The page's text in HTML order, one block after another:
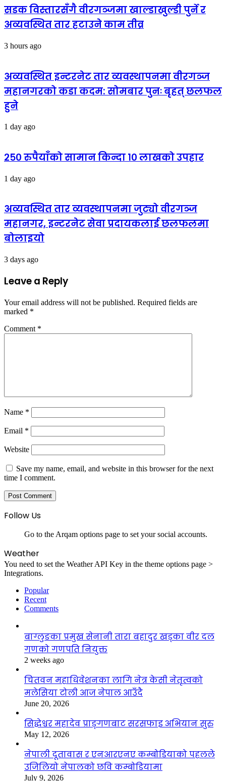
सडक विस्तारसँगै वीरगञ्जमा खाल्डाखुल्डी पुर्ने र
अव्यवस्थित तार हटाउने काम तीव्र
3 hours ago
अव्यवस्थित इन्टरनेट तार व्यवस्थापनमा वीरगञ्ज
महानगरको कडा कदम: सोमबार पुनः बृहत् छलफल
हुने
1 day ago
२५० रुपैयाँको सामान किन्दा १० लाखको उपहार
1 day ago
अव्यवस्थित तार व्यवस्थापनमा जुट्यो वीरगञ्ज
महानगर, इन्टरनेट सेवा प्रदायकलाई छलफलमा
बोलाइयो
3 days ago
Leave a Reply
Your email address will not be published. Required fields are
marked *
Comment *
Name *
Email *
Website
Save my name, email, and website in this browser for the next
time I comment.
Follow Us
Go to the Arqam options page to set your social accounts.
Weather
You need to set the Weather API Key in the theme options page >
Integrations.
Popular
Recent
Comments
बाग्लुङका प्रमुख सेनानी तारा बहादुर खड्का वीर दल
गणको गणपति नियुक्त
2 weeks ago
चितवन महाधिवेशनका लागि नेत्र केसी नेतृत्वको
मलेसिया टोली आज नेपाल आउँदै
June 20, 2026
सिद्धेश्वर महादेव प्राङ्गणबाट सरसफाइ अभियान सुरु
May 12, 2026
नेपाली दूतावास र एनआरएनए कम्बोडियाको पहलले
उजिलियो नेपालको छवि कम्बोडियामा
July 9, 2026